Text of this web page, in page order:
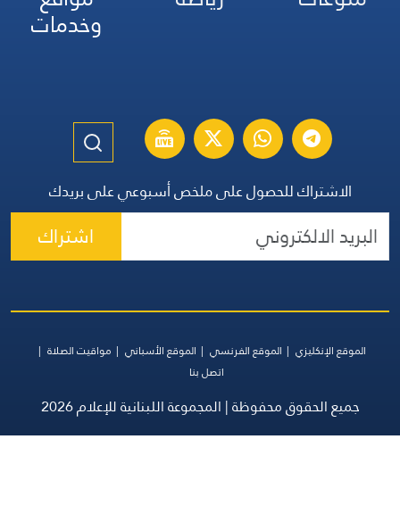
وخدمات
الاشتراك للحصول على ملخص أسبوعي على بريدك
اشتراك
الموقع الإنكليزي الموقع الفرنسي الموقع الأسباني
مواقيت الصلاة
اتصل بنا
جميع الحقوق محفوظة | المجموعة اللبنانية للإعلام 2026